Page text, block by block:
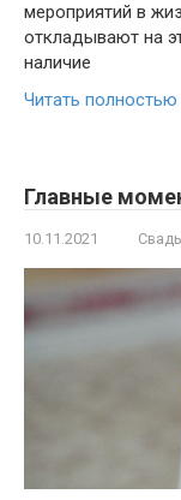
мероприятий в
откладывают на
наличие
Читать полностью
Главные
10.11.2021